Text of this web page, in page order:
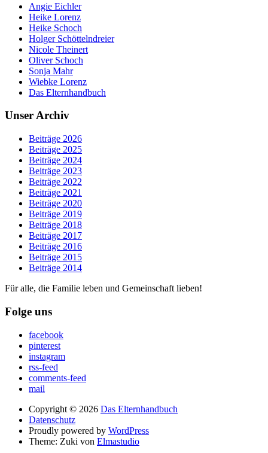
Angie Eichler
Heike Lorenz
Heike Schoch
Holger Schöttelndreier
Nicole Theinert
Oliver Schoch
Sonja Mahr
Wiebke Lorenz
Das Elternhandbuch
Unser Archiv
Beiträge 2026
Beiträge 2025
Beiträge 2024
Beiträge 2023
Beiträge 2022
Beiträge 2021
Beiträge 2020
Beiträge 2019
Beiträge 2018
Beiträge 2017
Beiträge 2016
Beiträge 2015
Beiträge 2014
Für alle, die Familie leben und Gemeinschaft lieben!
Folge uns
facebook
pinterest
instagram
rss-feed
comments-feed
mail
Copyright © 2026 Das Elternhandbuch
Datenschutz
Proudly powered by WordPress
Theme: Zuki von Elmastudio